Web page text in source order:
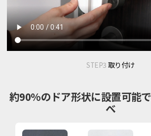
STEP3 取り付け
約90%のドア形状に設置可能
べ